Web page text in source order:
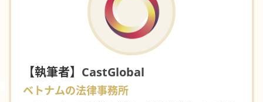
【執筆者】 CastGlobal
ベトナムの法律事務所